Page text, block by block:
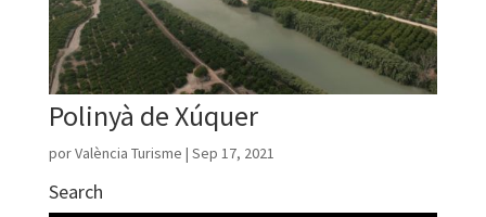
Polinyà de Xúquer
porValència Turisme | Sep 17, 2021
Search